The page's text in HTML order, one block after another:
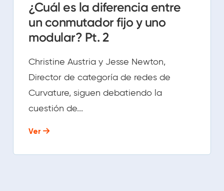
¿Cuál es la diferencia entre
un conmutador fijo y uno
modular? Pt. 2
Christine Austria y Jesse Newton,
Director de categoría de redes de
Curvature, siguen debatiendo la
cuestión de...
Ver